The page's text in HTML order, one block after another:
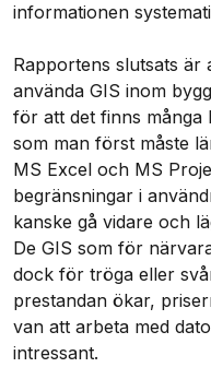
informationen
Rapportens slutsats
använda GIS inom
för att det finns
som man först måste
MS Excel och MS
begränsningar i
kanske gå vidare och
De GIS som för
dock för tröga eller
prestandan ökar,
van att arbeta med
intressant.